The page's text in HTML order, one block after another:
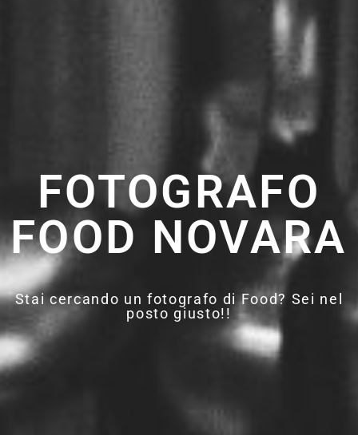
FOTOGRAFO
FOOD NOVARA
Stai cercando un fotografo di Food? Sei nel
posto giusto!!